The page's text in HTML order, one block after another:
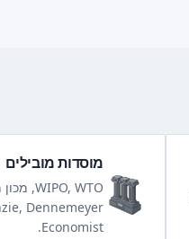
מוסדות מובילים
Economist.